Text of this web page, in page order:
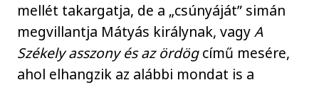
mellét takargatja, de a „csúnyáját” simán
megvillantja Mátyás királynak, vagyA
Székely asszony és az ördögcímű mesére,
ahol elhangzik az alábbi mondat is a